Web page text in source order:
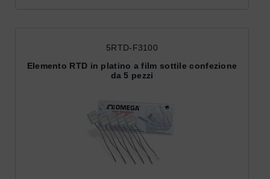
5RTD-F3100
Elemento RTD in platino a film sottile confezione
da 5 pezzi